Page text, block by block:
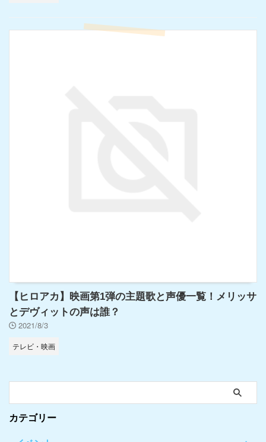
【ヒロアカ】映画第1弾の主題歌と声優一覧！メリッサ
とデヴィットの声は誰？
2021/8/3
テレビ・映画
カテゴリー